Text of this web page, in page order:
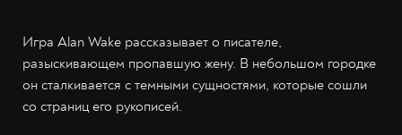
Игра Alan Wake рассказывает о писателе,
разыскивающем пропавшую жену. В небольшом городке
он сталкивается с темными сущностями, которые сошли
со страниц его рукописей.